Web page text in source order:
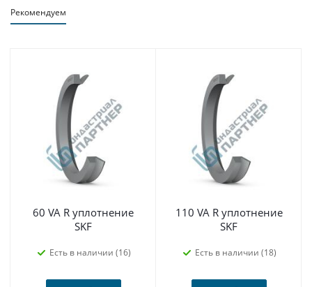
Рекомендуем
60 VA R уплотнение
SKF
Есть в наличии (16)
110 VA R уплотнение
SKF
Есть в наличии (18)